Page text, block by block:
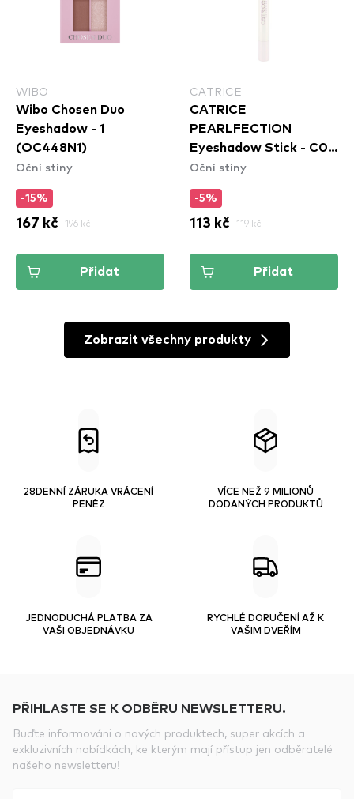
WIBO
Wibo Chosen Duo
Eyeshadow - 1
(OC448N1)
Oční stíny
-15%
167 kč 196 kč
Přidat
CATRICE
CATRICE
PEARLFECTION
Eyeshadow Stick - C01
Sparkles Of Pearls
Oční stíny
-5%
113 kč 119 kč
Přidat
Zobrazit všechny produkty
28DENNÍ ZÁRUKA VRÁCENÍ
PENĚZ
VÍCE NEŽ 9 MILIONŮ
DODANÝCH PRODUKTŮ
JEDNODUCHÁ PLATBA ZA
VAŠI OBJEDNÁVKU
RYCHLÉ DORUČENÍ AŽ K
VAŠIM DVEŘÍM
PŘIHLASTE SE K ODBĚRU NEWSLETTERU.
Buďte informováni o nových produktech, super akcích a
exkluzivních nabídkách, ke kterým mají přístup jen odběratelé
našeho newsletteru!